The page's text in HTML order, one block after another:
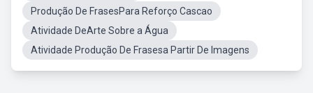
Produção De FrasesPara Reforço Cascao
Atividade DeArte Sobre a Água
Atividade Produção De Frasesa Partir De Imagens